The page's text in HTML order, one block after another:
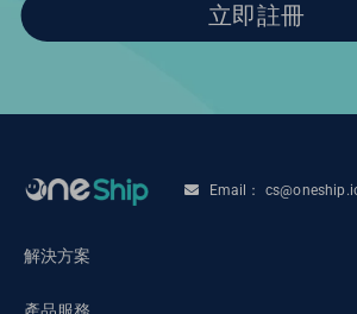
立即註冊
Email：
解決方案
產品服務